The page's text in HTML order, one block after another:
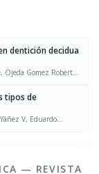
dentición decidua
Gomez Roberto,
tipos de
V, Eduardo
— REVISTA